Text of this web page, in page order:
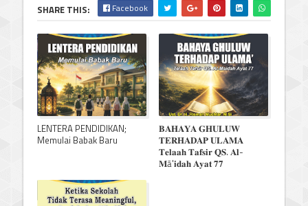
SHARE THIS: Facebook
LENTERA PENDIDIKAN;
Memulai Babak Baru
𝐁𝐀𝐇𝐀𝐘𝐀 𝐆𝐇𝐔𝐋𝐔𝐖
𝐓𝐄𝐑𝐇𝐀𝐃𝐀𝐏 𝐔𝐋𝐀𝐌𝐀
𝐓𝐞𝐥𝐚𝐚𝐡 𝐓𝐚𝐟𝐬𝐢𝐫 𝐐𝐒. 𝐀𝐥-
𝐌ā'𝐢𝐝𝐚𝐡 𝐀𝐲𝐚𝐭 𝟕𝟕